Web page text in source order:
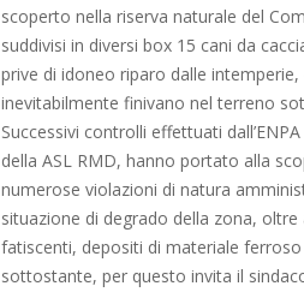
scoperto nella riserva naturale del
suddivisi in diversi box 15 cani da
prive di idoneo riparo dalle
inevitabilmente finivano nel terreno
Successivi controlli effettuati
della ASL RMD, hanno portato alla
numerose violazioni di natura
situazione di degrado della zona,
fatiscenti, depositi di materiale
sottostante, per questo invita il